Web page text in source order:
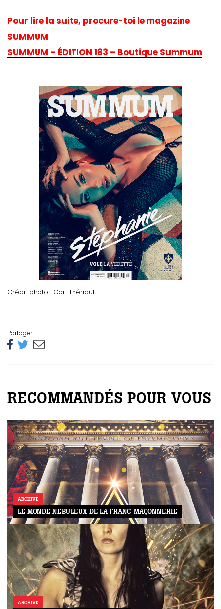
Pour lire la suite, procure-toi le magazine
SUMMUM
SUMMUM – ÉDITION 183 – Boutique Summum
Crédit photo : Carl Thériault
Partager
RECOMMANDÉS POUR VOUS
ARCHIVE
LE MONDE NÉBULEUX DE LA FRANC-MAÇONNERIE
ARCHIVE